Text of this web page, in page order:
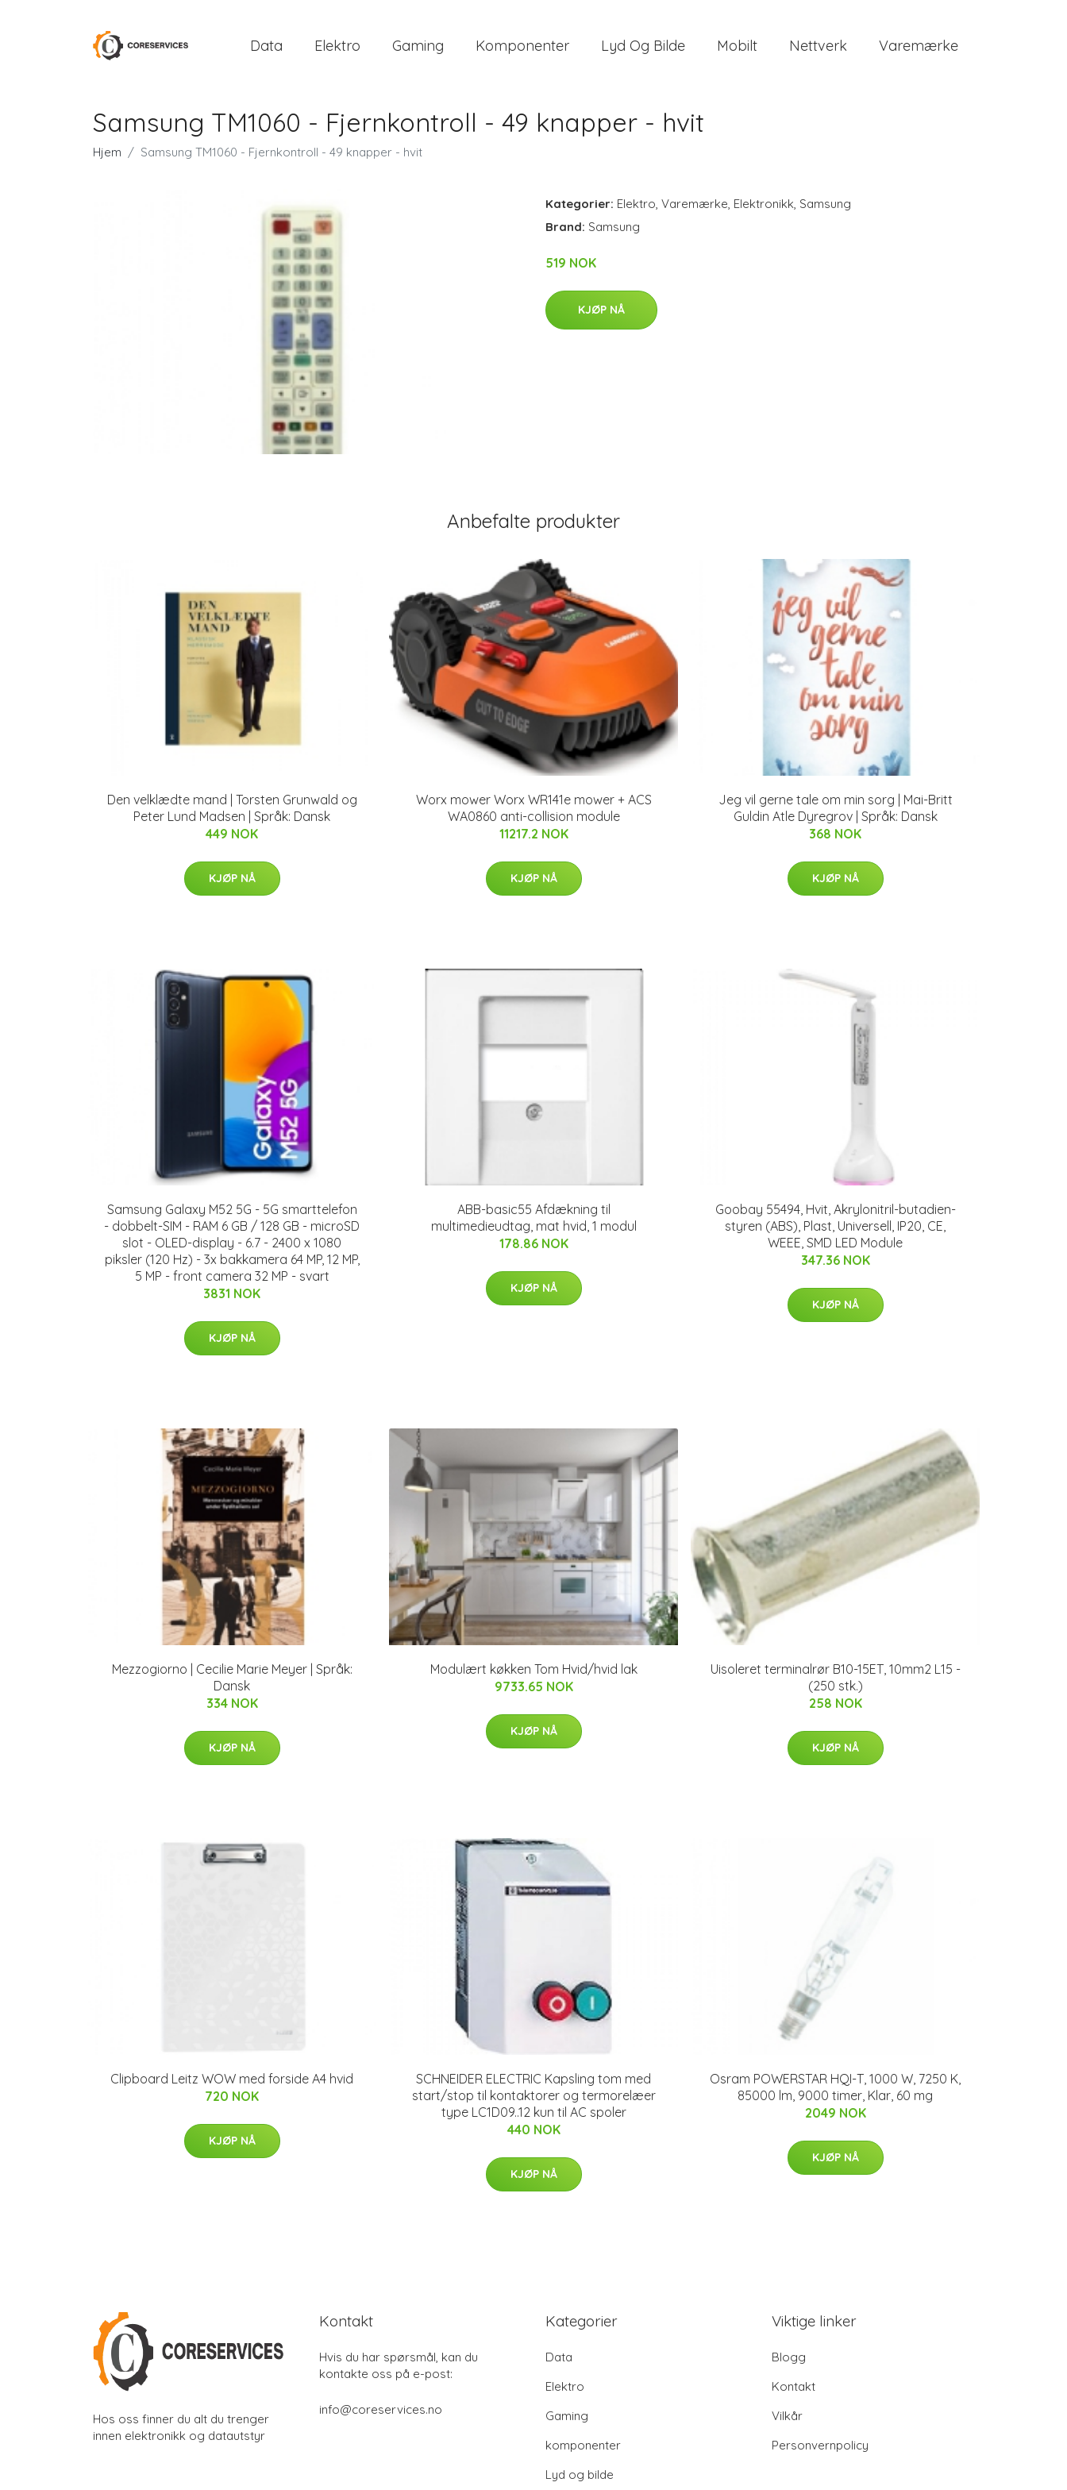
Data Elektro Gaming Komponenter Lyd Og Bilde Mobilt Nettverk Varemærke
Samsung TM1060 - Fjernkontroll - 49 knapper - hvit
Hjem Samsung TM1060 - Fjernkontroll - 49 knapper - hvit
Kategorier: Elektro, Varemærke, Elektronikk, Samsung
Brand: Samsung
519 NOK
KJØP NÅ
Anbefalte produkter
Den velklædte mand | Torsten Grunwald og
Peter Lund Madsen | Språk: Dansk
449 NOK
KJØP NÅ
Worx mower Worx WR141e mower + ACS
WA0860 anti-collision module
11217.2 NOK
KJØP NÅ
Jeg vil gerne tale om min sorg | Mai-Britt
Guldin Atle Dyregrov | Språk: Dansk
368 NOK
KJØP NÅ
Samsung Galaxy M52 5G - 5G smarttelefon
- dobbelt-SIM - RAM 6 GB / 128 GB - microSD
slot - OLED-display - 6.7 - 2400 x 1080
piksler (120 Hz) - 3x bakkamera 64 MP, 12 MP,
5 MP - front camera 32 MP - svart
3831 NOK
KJØP NÅ
ABB-basic55 Afdækning til
multimedieudtag, mat hvid, 1 modul
178.86 NOK
KJØP NÅ
Goobay 55494, Hvit, Akrylonitril-butadien-
styren (ABS), Plast, Universell, IP20, CE,
WEEE, SMD LED Module
347.36 NOK
KJØP NÅ
Mezzogiorno | Cecilie Marie Meyer | Språk:
Dansk
334 NOK
KJØP NÅ
Modulært køkken Tom Hvid/hvid lak
9733.65 NOK
KJØP NÅ
Uisoleret terminalrør B10-15ET, 10mm2 L15 -
(250 stk.)
258 NOK
KJØP NÅ
Clipboard Leitz WOW med forside A4 hvid
720 NOK
KJØP NÅ
SCHNEIDER ELECTRIC Kapsling tom med
start/stop til kontaktorer og termorelæer
type LC1D09..12 kun til AC spoler
440 NOK
KJØP NÅ
Osram POWERSTAR HQI-T, 1000 W, 7250 K,
85000 lm, 9000 timer, Klar, 60 mg
2049 NOK
KJØP NÅ
Hos oss finner du alt du trenger
innen elektronikk og datautstyr
Kontakt
Hvis du har spørsmål, kan du
kontakte oss på e-post:
info@coreservices.no
Kategorier
Data
Elektro
Gaming
komponenter
Lyd og bilde
Viktige linker
Blogg
Kontakt
Vilkår
Personvernpolicy